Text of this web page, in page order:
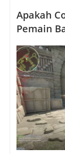
Apakah
Pemain